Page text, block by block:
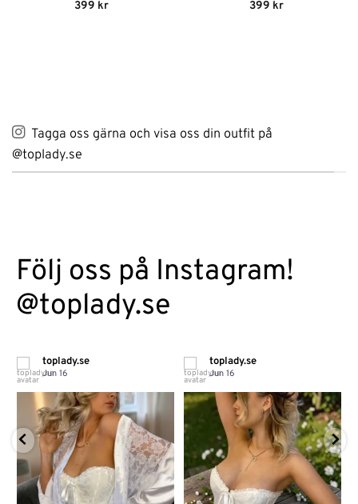
Betygsatt
399 kr
Betygsatt
399 kr
Tagga oss gärna och visa oss din outfit på
@toplady.se
Följ oss på Instagram!
@toplady.se
toplady.se
Jun 16
toplady.se
Jun 16